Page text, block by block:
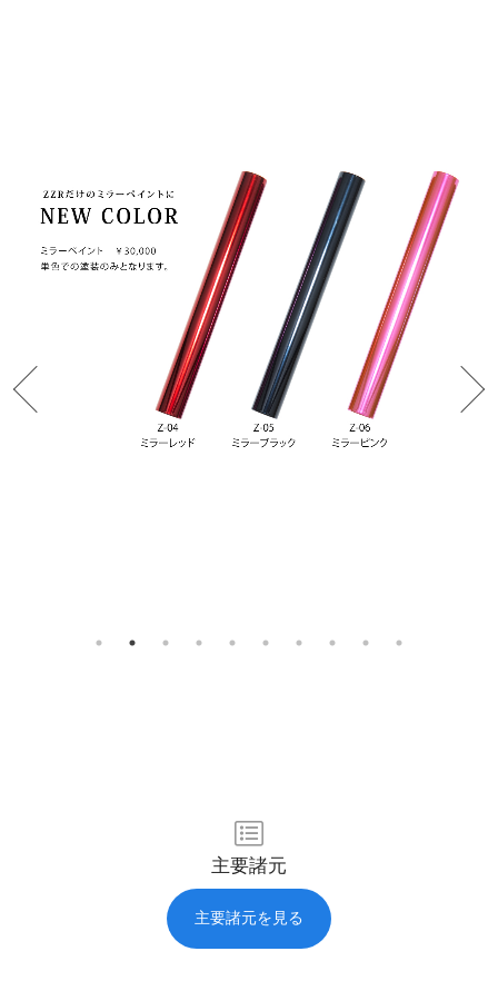
主要諸元
主要諸元を見る